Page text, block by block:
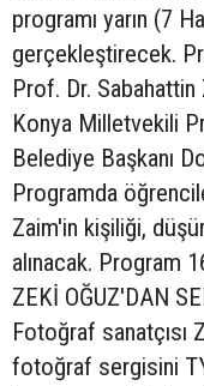
programı yarın (7
gerçekleştirecek.
Prof. Dr.
Konya Milletvekili
Belediye Başkanı
Programda
Zaim'in kişiliği,
alınacak. Program
ZEKİ OĞUZ'DAN
Fotoğraf sanatçısı
fotoğraf sergisini